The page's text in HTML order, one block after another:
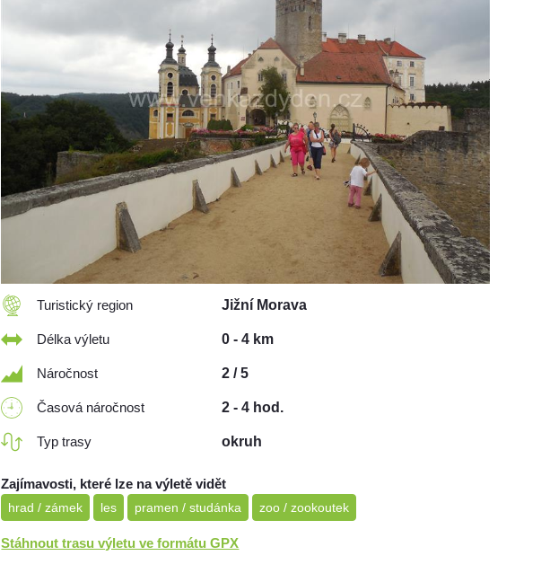
Turistický region Jižní Morava
Délka výletu 0 - 4 km
Náročnost 2 / 5
Časová náročnost 2 - 4 hod.
Typ trasy okruh
Zajímavosti, které lze na výletě vidět
hrad / zámek les pramen / studánka zoo / zookoutek
Stáhnout trasu výletu ve formátu GPX